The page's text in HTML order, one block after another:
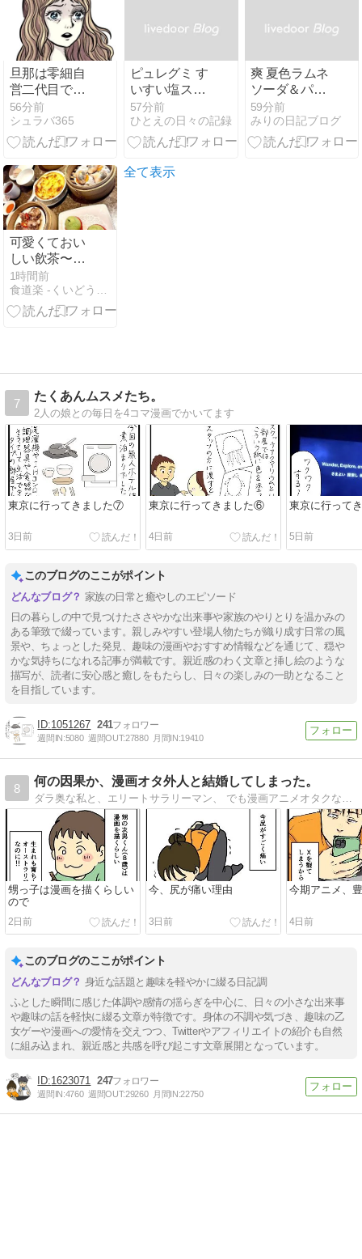
旦那は零細自
営二代目で給
料は社長であ
るウトが出す
結婚3年目位
与支払いが遅
れたり減額が
増えた その割
にウトメは娯
楽に興じたり
して腹が立っ
てた → 衝撃の
事実が発覚…
56分前
シュラバ365
ピュレグミ す
いすい塩スイ
カのひととき
57分前
ひとえの日々の記録
爽 夏色ラムネ
ソーダ＆パイ
ンのひと口
59分前
みりの日記ブログ
可愛くておい
しい飲茶〜金
魚の点心［紅
磡 新飲茶 （林
森店）］
1時間前
全て表示
7
たくあんムスメたち。
2人の娘との毎日を4コマ漫画でかいてます
東京に行ってきました⑦
3日前
東京に行ってきました⑥
4日前
東京に行って
5日前
このブログのここがポイント
家族の日常と癒やしのエピソード
日の暮らしの中で見つけたささやかな出来事や家族のやりとりを温かみの
ある筆致で綴っています。親しみやすい登場人物たちが織り成す日常の風
景や、ちょっとした発見、趣味の漫画やおすすめ情報などを通じて、穏や
かな気持ちになれる記事が満載です。親近感のわく文章と挿し絵のような
描写が、読者に安心感と癒しをもたらし、日々の楽しみの一助となること
を目指しています。
1051267 241
週間IN:5080 週間OUT:27880 月間IN:19410
8
何の因果か、漫画オタ外人と結婚してしまった。
甥っ子は漫画を描くらしい
ので
2日前
今、尻が痛い理由
3日前
今期アニメ、
4日前
このブログのここがポイント
身近な話題と趣味を軽やかに綴る日記調
ふとした瞬間に感じた体調や感情の揺らぎを中心に、日々の小さな出来事
や趣味の話を軽快に綴る文章が特徴です。身体の不調や気づき、趣味の乙
女ゲーや漫画への愛情を交えつつ、Twitterやアフィリエイトの紹介も自然
に組み込まれ、親近感と共感を呼び起こす文章展開となっています。
1623071 247
週間IN:4760 週間OUT:29260 月間IN:22750